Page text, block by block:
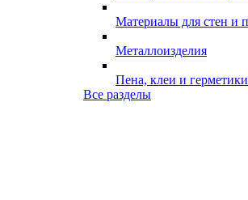
Материалы для стен и
Металлоизделия
Пена, клеи и герметики
Все разделы